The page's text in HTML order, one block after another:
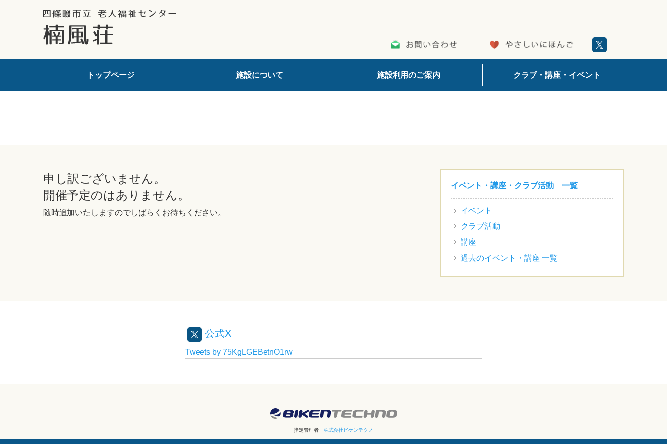
トップページ 施設について 施設利用のご案内 クラブ・講座・イベント
申し訳ございません。
開催予定のはありません。
随時追加いたしますのでしばらくお待ちください。
イベント・講座・クラブ活動 一覧
イベント
クラブ活動
講座
過去のイベント・講座 一覧
公式X
Tweets by 75KgLGEBetnO1rw
指定管理者 株式会社ビケンテクノ